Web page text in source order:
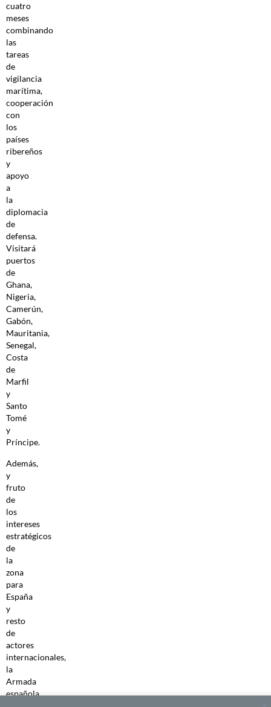
cuatro
meses
combinando
las
tareas
de
vigilancia
marítima,
cooperación
con
los
países
ribereños
y
apoyo
a
la
diplomacia
de
defensa.
Visitará
puertos
de
Ghana,
Nigeria,
Camerún,
Gabón,
Mauritania,
Senegal,
Costa
de
Marfil
y
Santo
Tomé
y
Príncipe.
Además,
y
fruto
de
los
intereses
estratégicos
de
la
zona
para
España
y
resto
de
actores
internacionales,
la
Armada
española